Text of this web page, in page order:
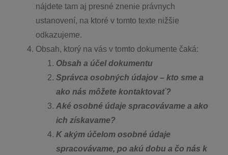
nájdete tam aj presné znenie právnych
ustanovení, na ktoré v tomto texte nižšie
odkazujeme.
Obsah, ktorý na vás v tomto dokumente čaká:
Obsah a účel dokumentu
Správca osobných údajov – kto sme a
ako nás môžete kontaktovať?
Aké osobné údaje spracovávame a ako
ich získavame?
K akým účelom osobné údaje
spracovávame, po akú dobu a čo nás k